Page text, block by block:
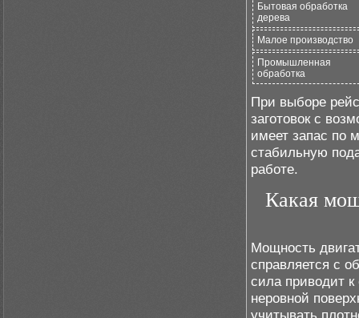
Бытовая обработка
дерева
Малое производство
Промышленная
обработка
При выборе
заготовок с
имеет запас по
стабильную
работе.
Какая
Мощность
справляется с
сила приводит
неровной
учитывать